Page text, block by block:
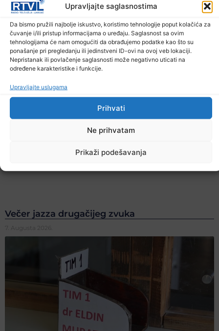
Upravljajte saglasnostima
Da bismo pružili najbolje iskustvo, koristimo tehnologije poput kolačića za
čuvanje i/ili pristup informacijama o uređaju. Saglasnost sa ovim
tehnologijama će nam omogućiti da obrađujemo podatke kao što su
ponašanje pri pregledanju ili jedinstveni ID-ovi na ovoj veb lokaciji.
Nepristanak ili povlačenje saglasnosti može negativno uticati na
određene karakteristike i funkcije.
Upravljajte uslugama
Prihvati
Ne prihvatam
Prikaži podešavanja
Večer jazza drugačijeg zvuka
7. Augusta 2026.